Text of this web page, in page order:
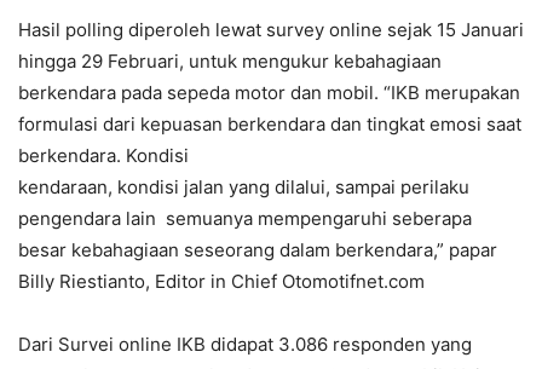
Hasil polling diperoleh lewat survey online sejak 15 Januari
hingga 29 Februari, untuk mengukur kebahagiaan
berkendara pada sepeda motor dan mobil. “IKB merupakan
formulasi dari kepuasan berkendara dan tingkat emosi saat
berkendara. Kondisi
kendaraan, kondisi jalan yang dilalui, sampai perilaku
pengendara lain semuanya mempengaruhi seberapa
besar kebahagiaan seseorang dalam berkendara,” papar
Billy Riestianto, Editor in Chief Otomotifnet.com
Dari Survei online IKB didapat 3.086 responden yang